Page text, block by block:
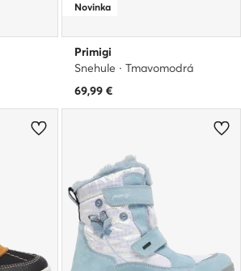
Novinka
Primigi
Snehule · Tmavomodrá
69,99 €